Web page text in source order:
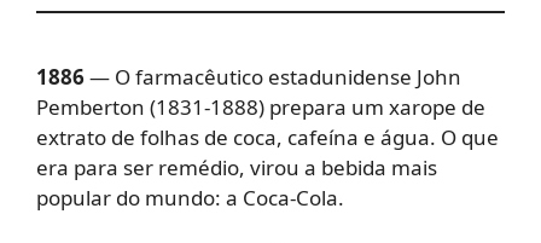
1886— O farmacêutico estadunidense John
Pemberton (1831-1888) prepara um xarope de
extrato de folhas de coca, cafeína e água. O que
era para ser remédio, virou a bebida mais
popular do mundo: a Coca-Cola.